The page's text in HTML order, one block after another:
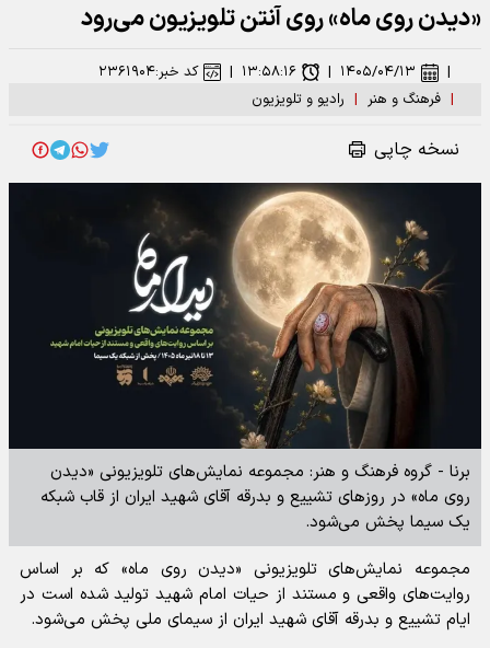
«دیدن روی ماه» روی آنتن تلویزیون می‌رود
| فرهنگ و هنر | رادیو و تلویزیون
| ۱۴۰۵/۰۴/۱۳ | ۱۳:۵۸:۱۶ | کد خبر:۲۳۶۱۹۰۴
نسخه چاپی
برنا - گروه فرهنگ و هنر: مجموعه نمایش‌های تلویزیونی «دیدن
روی ماه» در روز‌های تشییع و بدرقه آقای شهید ایران از قاب شبکه
یک سیما پخش می‌شود.
مجموعه نمایش‌های تلویزیونی «دیدن روی ماه» که بر اساس
روایت‌های واقعی و مستند از حیات امام شهید تولید شده است در
ایام تشییع و بدرقه آقای شهید ایران از سیمای ملی پخش می‌شود.